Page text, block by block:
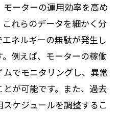
ーターの運用効率を高め
れらのデータを細かく分
ネルギーの無駄が発生し
例えば、モーターの稼働
でモニタリングし、異常
が可能です。また、過去
ケジュールを調整するこ